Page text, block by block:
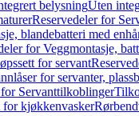
belysningUten
Reservedeler for
blandebatteri med
for Veggmontasje,
for servant
for servanter,
Servanttilkoblinger
for kjøkkenvasker